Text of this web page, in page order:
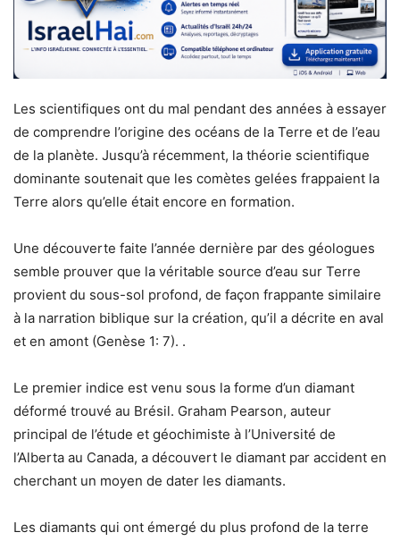
Les scientifiques ont du mal pendant des années à essayer
de comprendre l’origine des océans de la Terre et de l’eau
de la planète. Jusqu’à récemment, la théorie scientifique
dominante soutenait que les comètes gelées frappaient la
Terre alors qu’elle était encore en formation.
Une découverte faite l’année dernière par des géologues
semble prouver que la véritable source d’eau sur Terre
provient du sous-sol profond, de façon frappante similaire
à la narration biblique sur la création, qu’il a décrite en aval
et en amont (Genèse 1: 7). .
Le premier indice est venu sous la forme d’un diamant
déformé trouvé au Brésil. Graham Pearson, auteur
principal de l’étude et géochimiste à l’Université de
l’Alberta au Canada, a découvert le diamant par accident en
cherchant un moyen de dater les diamants.
Les diamants qui ont émergé du plus profond de la terre